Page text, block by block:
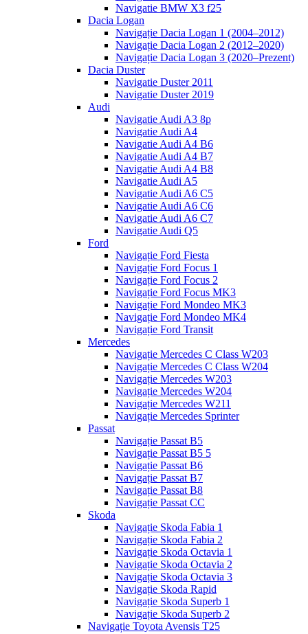
Navigatie BMW X3 f25
Dacia Logan
Navigație Dacia Logan 1 (2004–2012)
Navigație Dacia Logan 2 (2012–2020)
Navigație Dacia Logan 3 (2020–Prezent)
Dacia Duster
Navigatie Duster 2011
Navigatie Duster 2019
Audi
Navigatie Audi A3 8p
Navigatie Audi A4
Navigatie Audi A4 B6
Navigatie Audi A4 B7
Navigatie Audi A4 B8
Navigatie Audi A5
Navigatie Audi A6 C5
Navigatie Audi A6 C6
Navigatie Audi A6 C7
Navigatie Audi Q5
Ford
Navigație Ford Fiesta
Navigație Ford Focus 1
Navigație Ford Focus 2
Navigație Ford Focus MK3
Navigație Ford Mondeo MK3
Navigație Ford Mondeo MK4
Navigație Ford Transit
Mercedes
Navigație Mercedes C Class W203
Navigație Mercedes C Class W204
Navigație Mercedes W203
Navigație Mercedes W204
Navigație Mercedes W211
Navigație Mercedes Sprinter
Passat
Navigație Passat B5
Navigație Passat B5 5
Navigație Passat B6
Navigație Passat B7
Navigație Passat B8
Navigație Passat CC
Skoda
Navigație Skoda Fabia 1
Navigație Skoda Fabia 2
Navigație Skoda Octavia 1
Navigație Skoda Octavia 2
Navigație Skoda Octavia 3
Navigație Skoda Rapid
Navigație Skoda Superb 1
Navigație Skoda Superb 2
Navigație Toyota Avensis T25